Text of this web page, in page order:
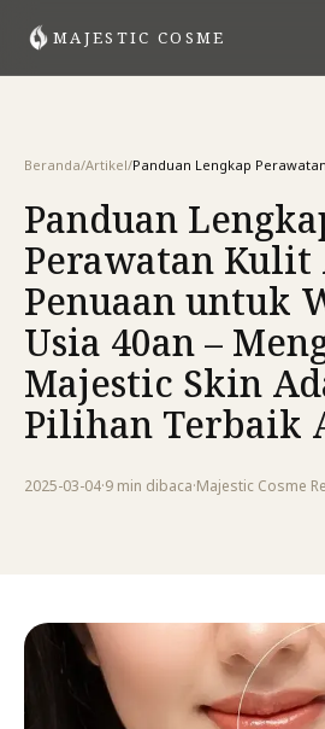
MAJESTIC COSME
Beranda/Artikel/
Panduan
Perawatan
Penuaan untuk
Usia 40an –
Majestic Skin
Pilihan Terbaik
2025-03-04·9 min dibaca·Majestic Cosme